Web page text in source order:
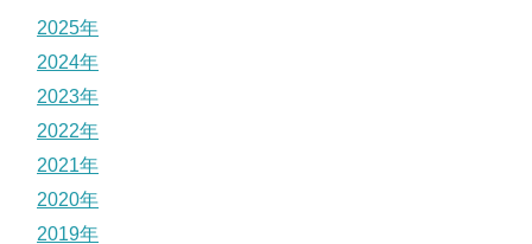
2025年
2024年
2023年
2022年
2021年
2020年
2019年